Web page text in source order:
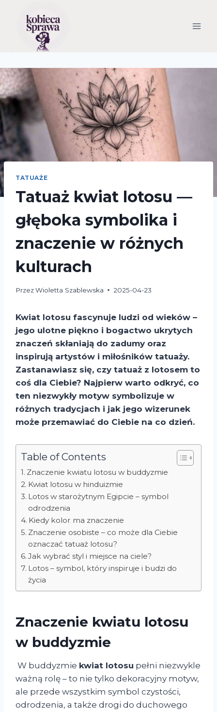
TATUAŻE
Tatuaż kwiat lotosu —
głęboka symbolika i
znaczenie w różnych
kulturach
PrzezWioletta Szablewska 2025-04-23
Kwiat lotosu fascynuje ludzi od wieków –
jego ulotne piękno i bogactwo ukrytych
znaczeń skłaniają do zadumy oraz
inspirują artystów i miłośników tatuaży.
Zastanawiasz się, czy tatuaż z lotosem to
coś dla Ciebie? Najpierw warto odkryć, co
ten niezwykły motyw symbolizuje w
różnych tradycjach i jak jego wizerunek
może przemawiać do Ciebie na co dzień.
Table of Contents
Znaczenie kwiatu lotosu w buddyzmie
Kwiat lotosu w hinduizmie
Lotos w starożytnym Egipcie – symbol
odrodzenia
Kiedy kolor ma znaczenie
Znaczenie osobiste – co może dla Ciebie
oznaczać tatuaż lotosu?
Jak wybrać styl i miejsce na ciele?
Lotos – symbol, który inspiruje i budzi do
życia
Znaczenie kwiatu lotosu
w buddyzmie
W buddyzmie kwiat lotosu pełni niezwykle
ważną rolę – to nie tylko dekoracyjny motyw,
ale przede wszystkim symbol czystości,
odrodzenia, a także drogi do duchowego